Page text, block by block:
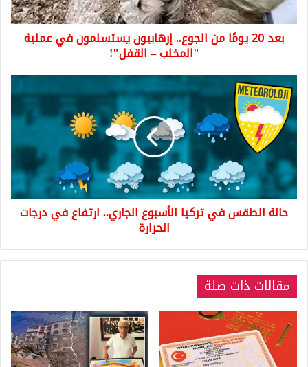
في
عملية
"المخلب
بعد 20 يومًا من الجوع.. إرهابيون يستسلمون في عملية
"المخلب – القفل"!
الطقس
في
تركيا
الأسبوع
الجاري..
ارتفاع
في
درجات
الحرارة
حالة الطقس في تركيا الأسبوع الجاري.. ارتفاع في درجات
الحرارة
مقالات ذات صلة